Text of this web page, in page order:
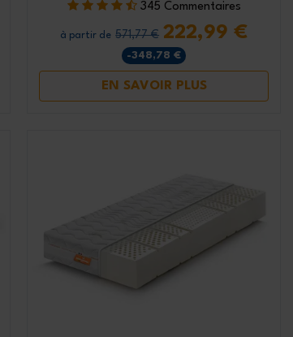
345 Commentaires
à partir de 571,77 € 222,99 €
-348,78 €
EN SAVOIR PLUS